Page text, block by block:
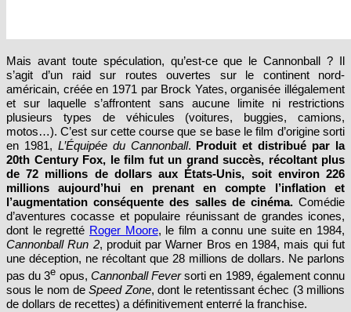
Mais avant toute spéculation, qu’est-ce que le Cannonball ? Il
s’agit d’un raid sur routes ouvertes sur le continent nord-
américain, créée en 1971 par Brock Yates, organisée illégalement
et sur laquelle s’affrontent sans aucune limite ni restrictions
plusieurs types de véhicules (voitures, buggies, camions,
motos…). C’est sur cette course que se base le film d’origine sorti
en 1981, L’Équipée du Cannonball. Produit et distribué par la
20th Century Fox, le film fut un grand succès, récoltant plus
de 72 millions de dollars aux États-Unis, soit environ 226
millions aujourd’hui en prenant en compte l’inflation et
l’augmentation conséquente des salles de cinéma.Comédie
d’aventures cocasse et populaire réunissant de grandes icones,
dont le regretté Roger Moore, le film a connu une suite en 1984,
Cannonball Run 2, produit par Warner Bros en 1984, mais qui fut
une déception, ne récoltant que 28 millions de dollars. Ne parlons
pas du 3e opus, Cannonball Feversorti en 1989, également connu
sous le nom deSpeed ​​Zone, dont le retentissant échec (3 millions
de dollars de recettes) a définitivement enterré la franchise.